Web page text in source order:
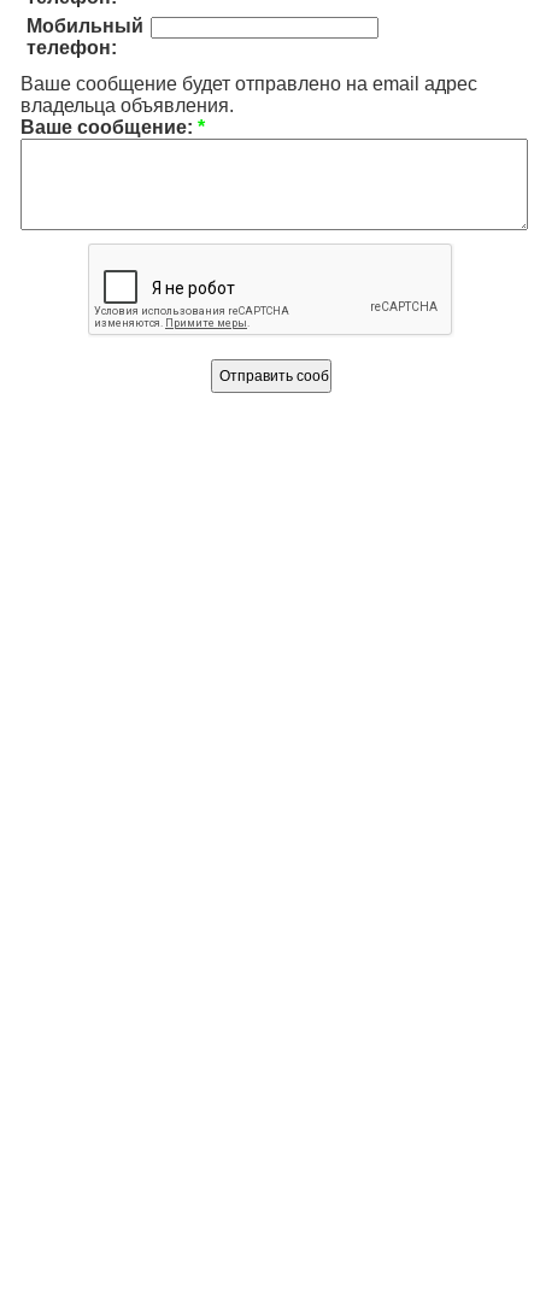
Мобильный
телефон:
Ваше сообщение будет отправлено на email адрес
владельца объявления.
Ваше сообщение: *